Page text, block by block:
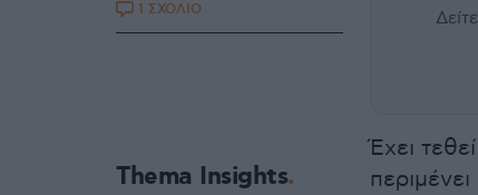
Έχει
1 ΣΧΟΛΙΟ
Thema Insights